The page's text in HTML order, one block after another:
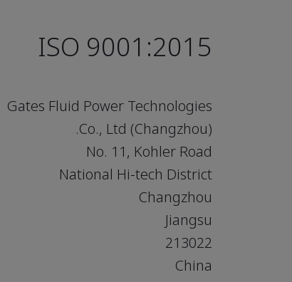
ISO 9001:2015
Gates Fluid Power Technologies
(Changzhou) Co., Ltd.
No. 11, Kohler Road
National Hi-tech District
Changzhou
Jiangsu
213022
China